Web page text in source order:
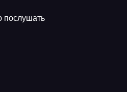
послушать